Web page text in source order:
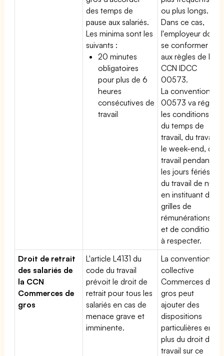
des temps de
pause aux salariés.
Les minima sont les
suivants :
20 minutes
obligatoires
pour plus de 6
heures
consécutives de
travail
ou plus longs.
Dans ce cas,
l'employeur doit
se conformer
aux règles de la
CCN IDCC
00573.
La convention
00573 va régir
les conditions
du temps de
travail, du travail
le week-end, du
travail pendant
les jours fériés,
du travail de nuit
en instituant des
grilles de
rémunérations
et de conditions
à respecter.
Droit de retrait
des salariés de
la CCN
Commerces de
gros
L'article L4131 du
code du travail
prévoit le droit de
retrait pour tous les
salariés en cas de
menace grave et
imminente.
La convention
collective
Commerces de
gros peut
ajouter des
dispositions
particulières en
plus du droit du
travail sur ce